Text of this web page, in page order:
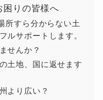
困りの皆様へ
所すら分からない土
ルサポートします。
せんか？
土地、国に返せます
より広い？